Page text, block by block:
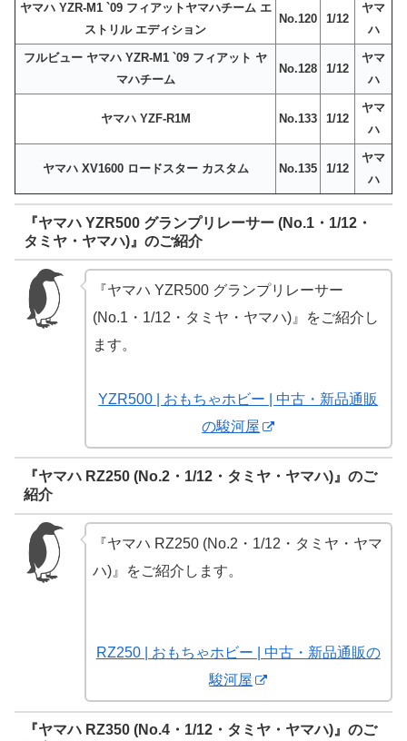
ヤマハ YZR-M1 `09 フィアットヤマハチーム エ
ストリル エディション
No.120 1/12
ヤマ
ハ
フルビュー ヤマハ YZR-M1 `09 フィアット ヤ
マハチーム
No.128 1/12
ヤマ
ハ
ヤマハ YZF-R1M No.133 1/12
ヤマ
ハ
ヤマハ XV1600 ロードスター カスタム No.135 1/12
ヤマ
ハ
『ヤマハ YZR500 グランプリレーサー (No.1・1/12・
タミヤ・ヤマハ)』のご紹介
『ヤマハ YZR500 グランプリレーサー
(No.1・1/12・タミヤ・ヤマハ)』をご紹介し
ます。
YZR500 | おもちゃホビー | 中古・新品通販
の駿河屋
『ヤマハ RZ250 (No.2・1/12・タミヤ・ヤマハ)』のご
紹介
『ヤマハ RZ250 (No.2・1/12・タミヤ・ヤマ
ハ)』をご紹介します。
RZ250 | おもちゃホビー | 中古・新品通販の
駿河屋
『ヤマハ RZ350 (No.4・1/12・タミヤ・ヤマハ)』のご